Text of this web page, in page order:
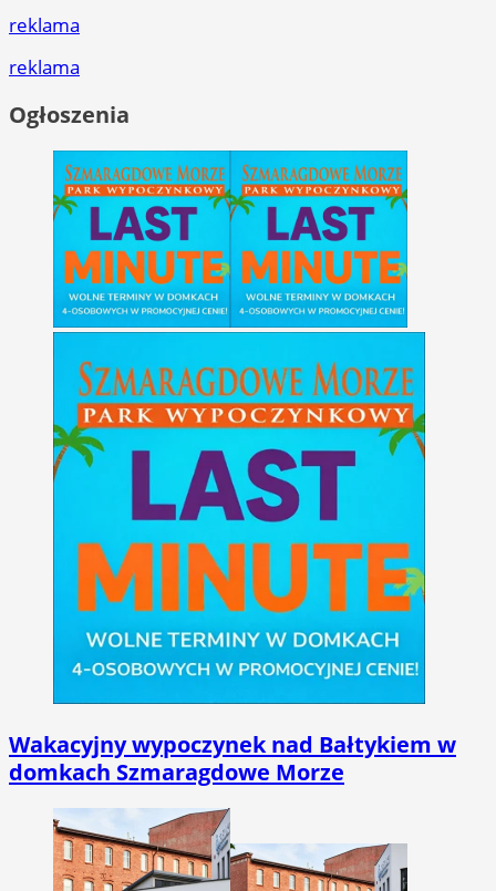
reklama
reklama
Ogłoszenia
Wakacyjny wypoczynek nad Bałtykiem w
domkach Szmaragdowe Morze